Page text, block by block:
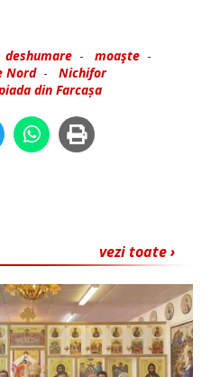
deshumare - moaşte -
Nord- Nichifor
din Farcașa
vezi toate ›